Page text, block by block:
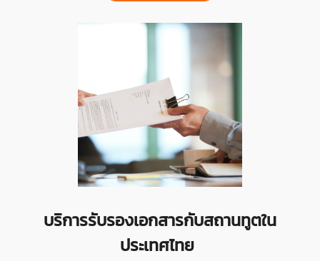
บริการรับรองเอกสารกับสถานทูตใน
ประเทศไทย